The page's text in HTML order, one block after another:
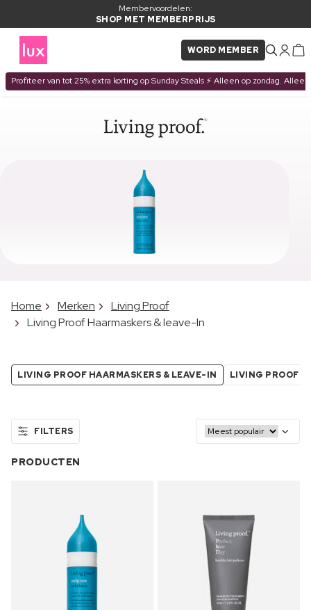
Membervoordelen:
SHOP MET MEMBERPRIJS
WORD MEMBER
Profiteer van tot 25% extra korting op Sunday Steals ⚡ Alleen op zondag.
Home Merken
Living Proof
Living Proof Haarmaskers & leave-In
LIVING PROOF HAARMASKERS & LEAVE-IN LIVING PROOF
FILTERS
PRODUCTEN